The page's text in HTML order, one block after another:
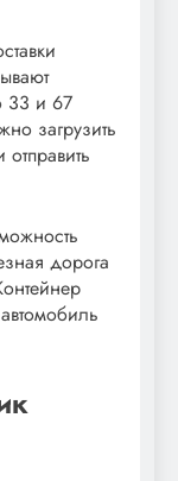
33 и 67
загрузить
дорога